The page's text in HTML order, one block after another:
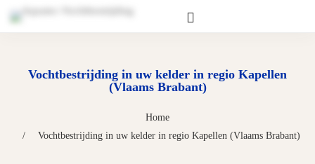
Vochtbestrijding in uw kelder in regio Kapellen
(Vlaams Brabant)
Home
Vochtbestrijding in uw kelder in regio Kapellen (Vlaams Brabant)